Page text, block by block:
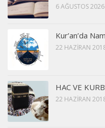
6 AĞUSTOS 2026
Kur’an’da
22 HAZIRAN
HAC VE
22 HAZIRAN